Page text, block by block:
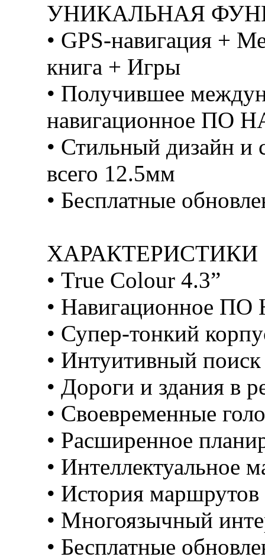
УНИКАЛЬНАЯ
• GPS-навигация +
книга + Игры
• Получившее
навигационное ПО
• Стильный дизайн и
всего 12.5мм
• Бесплатные
ХАРАКТЕРИСТИКИ
• True Colour 4.3”
• Навигационное
• Супер-тонкий
• Интуитивный поиск
• Дороги и здания в
• Своевременные
• Расширенное
• Интеллектуальное
• История маршрутов
• Многоязычный
• Бесплатные